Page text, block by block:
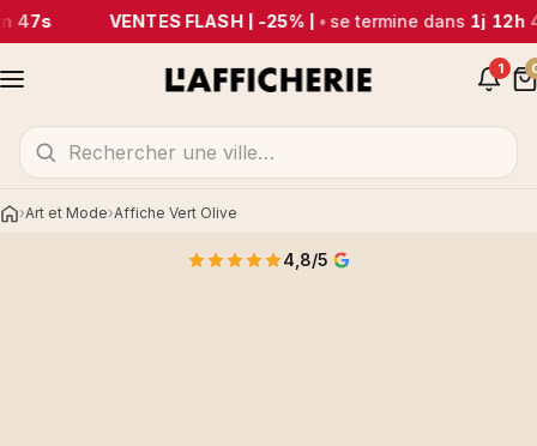
47s VENTES FLASH | -25% | •se termine dans1j 12h
1
AccueilArt et Mode Affiche Vert Olive
4,8/5